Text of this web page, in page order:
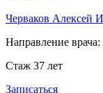
Черваков Алексей
Направление врача:
Стаж 37 лет
Записаться